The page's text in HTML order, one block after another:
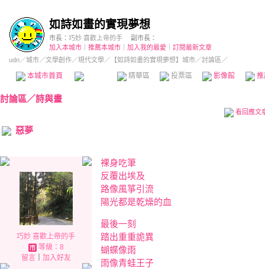
如詩如畫的實現夢想
市長： 巧妙 喜歡上帝的手
副市長：
加入本城市
推薦本城市 加入我的最愛
訂閱最新文章
udn／城市／文學創作／現代文學／ 【如詩如畫的實現夢想】城市／討論區／
本城市首頁 精華區 投票區 影像館
討論區／詩與畫
看回應文
惡夢
巧妙 喜歡上帝的手
等級：8
留言｜ 加入好友
裸身吃筆
反覆出埃及
路像風箏引流
陽光都是乾燥的血
最後一刻
踏出重重詭異
蝴蝶像雨
雨像青蛙王子